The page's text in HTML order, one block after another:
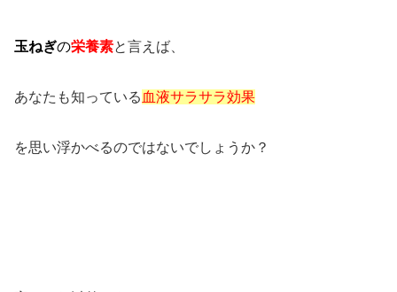
玉ねぎの栄養素と言えば、
あなたも知っている 血液サラサラ効果
を思い浮かべるのではないでしょうか？